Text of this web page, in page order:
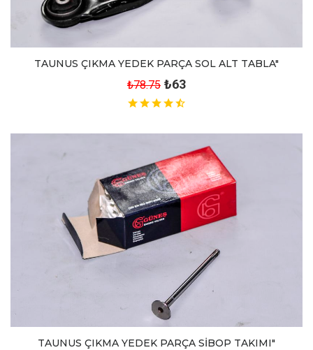
TAUNUS ÇIKMA YEDEK PARÇA SOL ALT TABLA"
₺78.75 ₺63
TAUNUS ÇIKMA YEDEK PARÇA SİBOP TAKIMI"